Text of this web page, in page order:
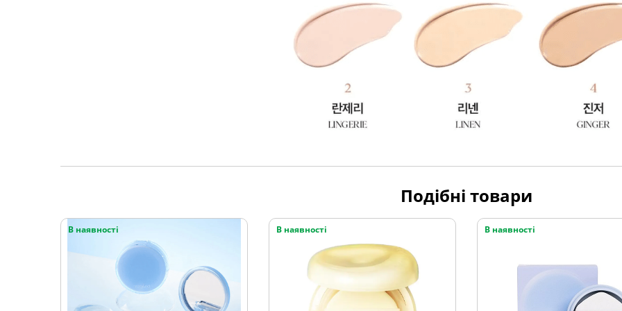
Подібні товари
В наявності В наявності В наявності